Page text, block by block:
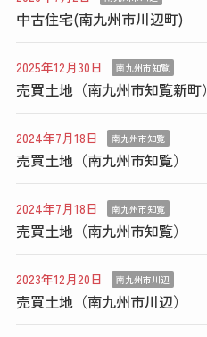
中古住宅(南九州市川辺町)
2025年12月30日 南九州市知覧
売買土地（南九州市知覧新町）
2024年7月18日 南九州市知覧
売買土地（南九州市知覧）
2024年7月18日 南九州市知覧
売買土地（南九州市知覧）
2023年12月20日 南九州市川辺
売買土地（南九州市川辺）